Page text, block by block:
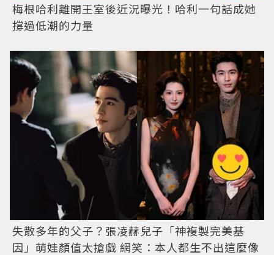
梅根哈利離開王室後近況曝光！哈利一句話成她
撐過低潮的力量
失散多年的父子？張凌赫兒子「神複製完美基
因」萌娃顏值太搶戲 網笑：本人都生不出這麼像